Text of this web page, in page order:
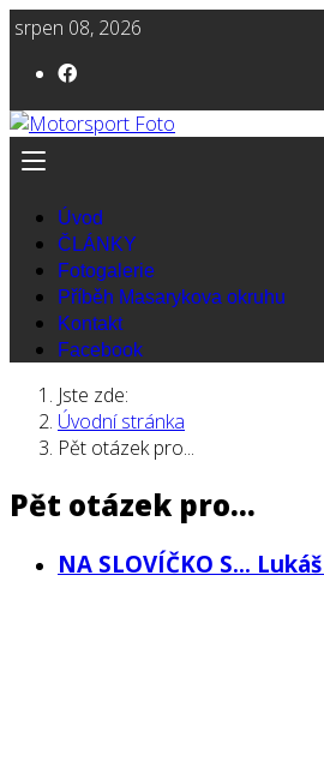
srpen 08, 2026
Úvod
ČLÁNKY
Fotogalerie
Příběh Masarykova okruhu
Kontakt
Facebook
Jste zde:
Úvodní stránka
Pět otázek pro...
Pět otázek pro...
NA SLOVÍČKO S...